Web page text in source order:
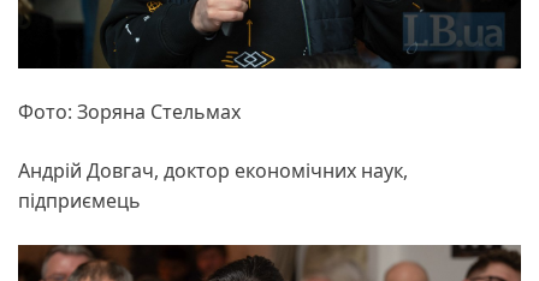
Фото: Зоряна Стельмах
Андрій Довгач, доктор економічних наук,
підприємець